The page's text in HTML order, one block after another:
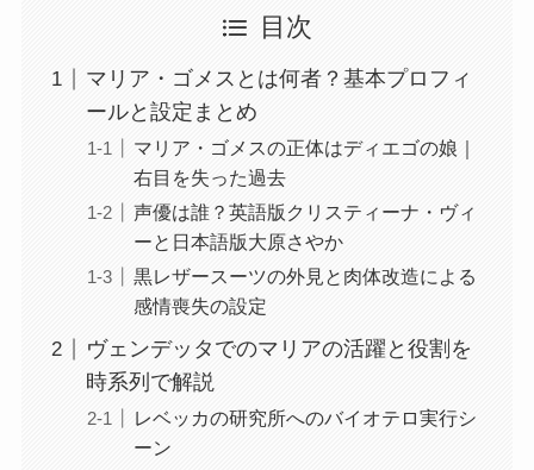
目次
マリア・ゴメスとは何者？基本プロフィ
ールと設定まとめ
マリア・ゴメスの正体はディエゴの娘｜
右目を失った過去
声優は誰？英語版クリスティーナ・ヴィ
ーと日本語版大原さやか
黒レザースーツの外見と肉体改造による
感情喪失の設定
ヴェンデッタでのマリアの活躍と役割を
時系列で解説
レベッカの研究所へのバイオテロ実行シ
ーン